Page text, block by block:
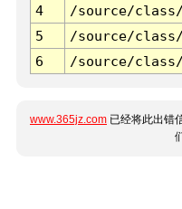
4
/source/
5
/source/
6
/source/
www.365jz.com 已经将此出错